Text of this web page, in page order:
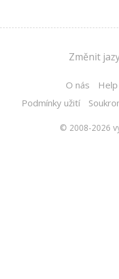
Změnit
O nás
Podmínky užití
© 2008-2026